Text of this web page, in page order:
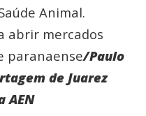
Animal.
abrir mercados
paranaense/Paulo
de Juarez
AEN